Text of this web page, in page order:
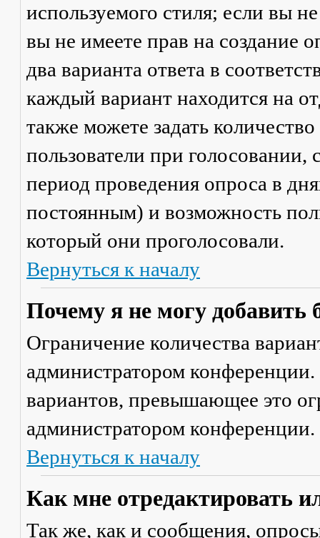
используемого стиля; если вы
вы не имеете прав на создание
два варианта ответа в
каждый вариант находится на
также можете задать
пользователи при
период проведения опроса в
постоянным) и возможность
который они проголосовали.
Вернуться к началу
Почему я не могу добавить
Ограничение количества
администратором
вариантов, превышающее это
администратором конференции.
Вернуться к началу
Как мне отредактировать
Так же, как и сообщения,